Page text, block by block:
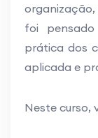
organização,
foi
prática dos
aplicada e
Neste curso,